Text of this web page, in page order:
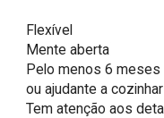
Flexível
Mente aberta
Pelo menos 6 meses
ou ajudante a cozinhar
Tem atenção aos